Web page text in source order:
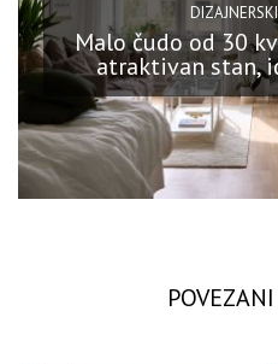
Malo čudo od 30
atraktivan stan,